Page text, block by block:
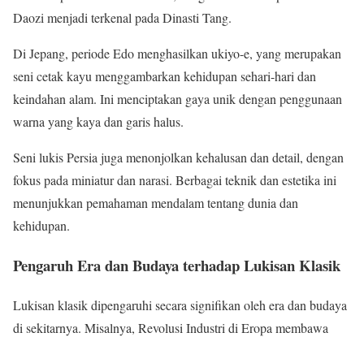
Daozi menjadi terkenal pada Dinasti Tang.
Di Jepang, periode Edo menghasilkan ukiyo-e, yang merupakan
seni cetak kayu menggambarkan kehidupan sehari-hari dan
keindahan alam. Ini menciptakan gaya unik dengan penggunaan
warna yang kaya dan garis halus.
Seni lukis Persia juga menonjolkan kehalusan dan detail, dengan
fokus pada miniatur dan narasi. Berbagai teknik dan estetika ini
menunjukkan pemahaman mendalam tentang dunia dan
kehidupan.
Pengaruh Era dan Budaya terhadap Lukisan Klasik
Lukisan klasik dipengaruhi secara signifikan oleh era dan budaya
di sekitarnya. Misalnya, Revolusi Industri di Eropa membawa